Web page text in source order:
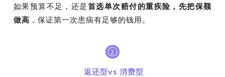
如果预算不足，还是首选单次赔付的重疾险，先把保额
做高 ，保证第一次患病有足够的钱用。
2
返还型vs 消费型